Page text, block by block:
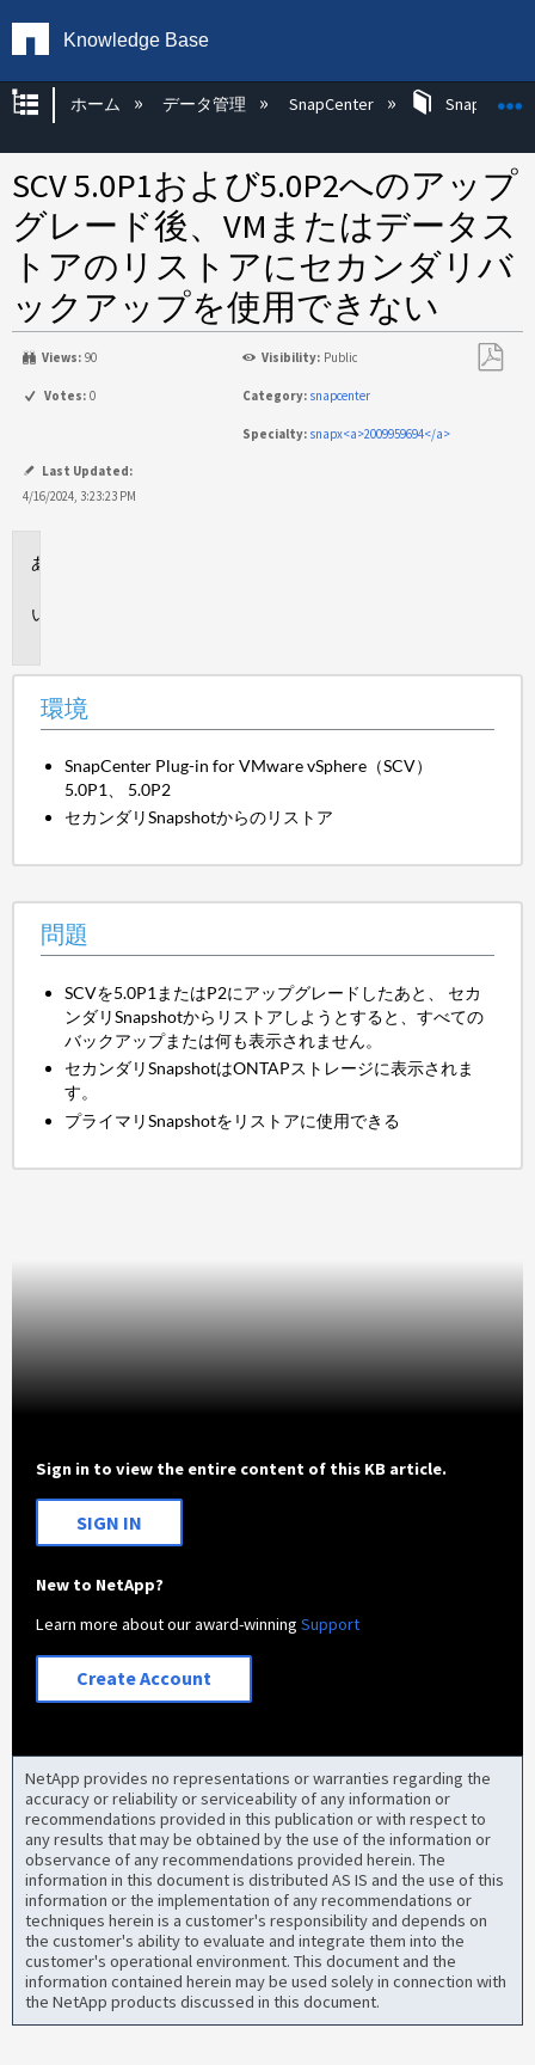
Knowledge Base
グローバル階層を展開/折りたたむ
ホーム データ管理 SnapCenter SnapCenter
SCV 5.0P1および5.0P2へのアップ
グレード後、VMまたはデータス
トアのリストアにセカンダリバ
ックアップを使用できない
Views: 90 Visibility: Public
Votes: 0 Category: snapcenter
Specialty: snapx<a>2009959694</a>
Last Updated:
4/16/2024, 3:23:23 PM
環境
SnapCenter Plug-in for VMware vSphere（SCV）
5.0P1、 5.0P2
セカンダリSnapshotからのリストア
問題
SCVを5.0P1またはP2にアップグレードしたあと、 セカ
ンダリSnapshotからリストアしようとすると、すべての
バックアップまたは何も表示されません。
セカンダリSnapshotはONTAPストレージに表示されま
す。
プライマリSnapshotをリストアに使用できる
Sign in to view the entire content of this KB article.
SIGN IN
New to NetApp?
Learn more about our award-winningSupport
Create Account
NetApp provides no representations or warranties regarding the
accuracy or reliability or serviceability of any information or
recommendations provided in this publication or with respect to
any results that may be obtained by the use of the information or
observance of any recommendations provided herein. The
information in this document is distributed AS IS and the use of this
information or the implementation of any recommendations or
techniques herein is a customer's responsibility and depends on
the customer's ability to evaluate and integrate them into the
customer's operational environment. This document and the
information contained herein may be used solely in connection with
the NetApp products discussed in this document.